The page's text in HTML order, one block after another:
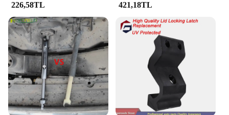
226,58TL 421,18TL